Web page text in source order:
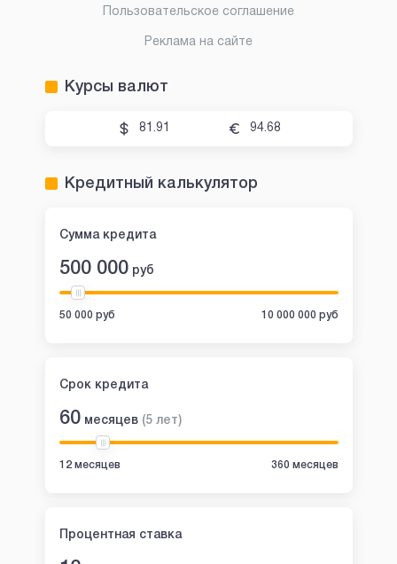
Пользовательское соглашение
Реклама на сайте
Курсы валют
81.91 94.68
Кредитный калькулятор
Сумма кредита
500 000 руб
50 000 руб 10 000 000 руб
Срок кредита
60 месяцев (5 лет)
12 месяцев 360 месяцев
Процентная ставка